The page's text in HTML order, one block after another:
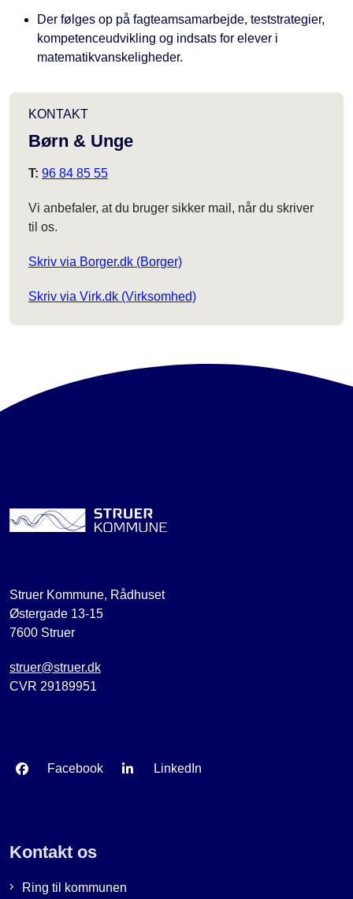
Der følges op på fagteamsamarbejde, teststrategier,
kompetenceudvikling og indsats for elever i
matematikvanskeligheder.
KONTAKT
Børn & Unge
T: 96 84 85 55
Vi anbefaler, at du bruger sikker mail, når du skriver
til os.
Skriv via Borger.dk (Borger)
Skriv via Virk.dk (Virksomhed)
Struer Kommune, Rådhuset
Østergade 13-15
7600 Struer
struer@struer.dk
CVR 29189951
Facebook LinkedIn
Kontakt os
Ring til kommunen